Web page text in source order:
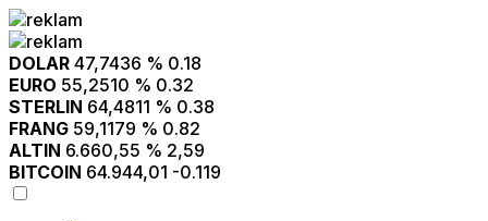
DOLAR 47,7436 % 0.18
EURO 55,2510 % 0.32
STERLIN 64,4811 % 0.38
FRANG 59,1179 % 0.82
ALTIN 6.660,55 % 2,59
BITCOIN 64.944,01 -0.119